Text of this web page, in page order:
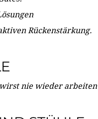
Rückenstärkung.
nie wieder arbeiten